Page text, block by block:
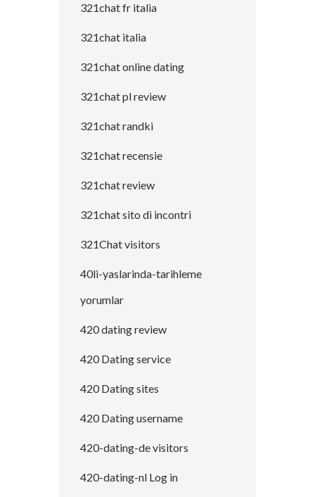
321chat fr italia
321chat italia
321chat online dating
321chat pl review
321chat randki
321chat recensie
321chat review
321chat sito di incontri
321Chat visitors
40li-yaslarinda-tarihleme
yorumlar
420 dating review
420 Dating service
420 Dating sites
420 Dating username
420-dating-de visitors
420-dating-nl Log in